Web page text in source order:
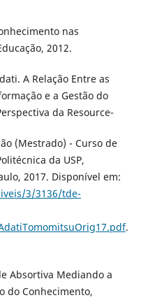
nas
2012.
A Relação Entre as
e a Gestão do
da Resource-
(Mestrado) - Curso de
da USP,
2017. Disponível em:
3/3136/tde-
.
Absortiva Mediando a
do Conhecimento,